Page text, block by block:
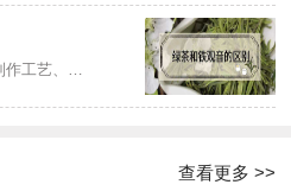
绿茶和铁观音的区别为种类上、制作工艺、茶汤特点、茶叶外形。铁观音属六大茶类的乌龙茶；绿茶属不发酵茶，经杀青、揉捻、干燥等过程制成，而铁观音是半发酵茶，经晒青、晾青、摇青、杀青、揉捻、干燥等工艺制得；绿茶的茶汤特点清汤绿叶，杏绿明亮，铁观音的汤色一般是密黄明亮；铁观音茶干的颗粒较大，绿茶是扁平条索状。
查看更多 >>